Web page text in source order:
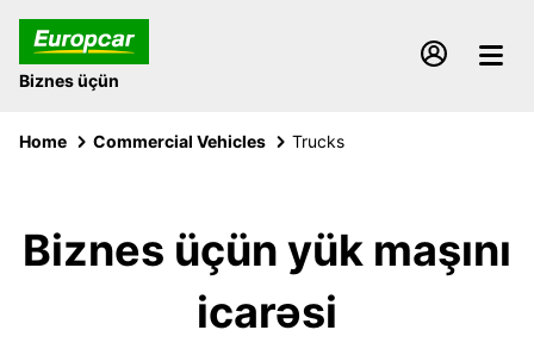
Biznes üçün
Home Commercial Vehicles Trucks
Biznes üçün yük maşını
icarəsi